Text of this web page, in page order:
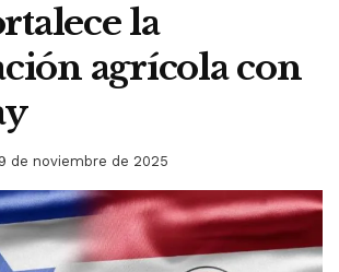
la
agrícola con
9 de noviembre de 2025